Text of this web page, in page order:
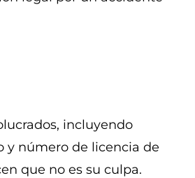
incluyendo
y número de licencia de
que no es su culpa.